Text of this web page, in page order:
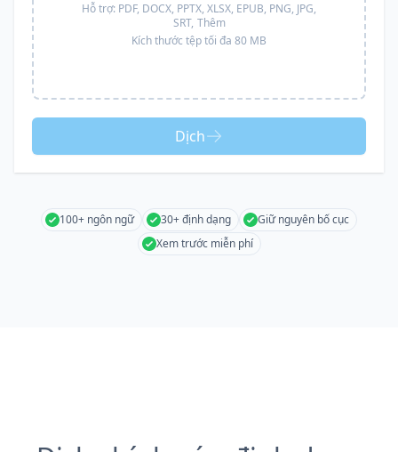
Hỗ trợ: PDF, DOCX, PPTX, XLSX, EPUB, PNG, JPG,
SRT, Thêm
Kích thước tệp tối đa 80 MB
Dịch
100+ ngôn ngữ 30+ định dạng
Giữ nguyên bố cục
Xem trước miễn phí